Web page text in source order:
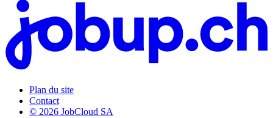
Plan du site
Contact
© 2026 JobCloud SA